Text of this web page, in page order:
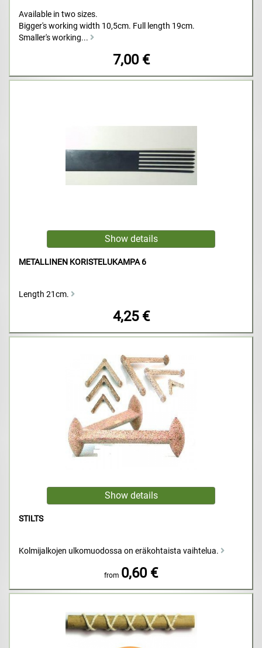
Available in two sizes.
Bigger's working width 10,5cm. Full length 19cm.
Smaller's working...
7,00 €
METALLINEN KORISTELUKAMPA 6
Length 21cm.
4,25 €
STILTS
Kolmijalkojen ulkomuodossa on eräkohtaista vaihtelua.
from 0,60 €